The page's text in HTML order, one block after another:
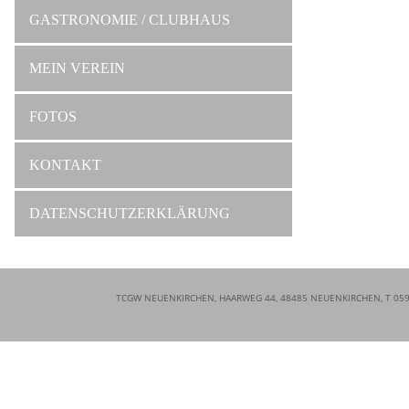
GASTRONOMIE / CLUBHAUS
MEIN VEREIN
FOTOS
KONTAKT
DATENSCHUTZERKLÄRUNG
TCGW NEUENKIRCHEN, HAARWEG 44, 48485 NEUENKIRCHEN, T